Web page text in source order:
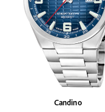
Candino